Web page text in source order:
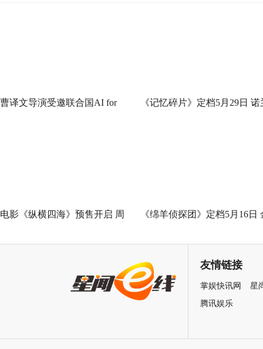
曹译文导演受邀联合国AI for 《记忆碎片》定档5月29日 诺
电影《纵横四海》预售开启 周 《绵羊侦探团》定档5月16日
友情链接
掌娱快讯网
星
腾讯娱乐